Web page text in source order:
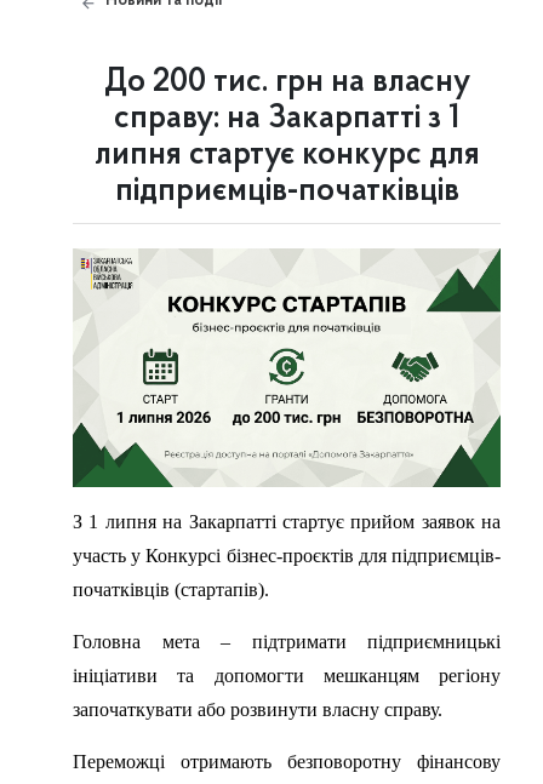
До 200 тис. грн на власну
справу: на Закарпатті з 1
липня стартує конкурс для
підприємців-початківців
З 1 липня на Закарпатті стартує прийом заявок на
участь у Конкурсі бізнес-проєктів для підприємців-
початківців (стартапів).
Головна мета – підтримати підприємницькі
ініціативи та допомогти мешканцям регіону
започаткувати або розвинути власну справу.
Переможці отримають безповоротну фінансову